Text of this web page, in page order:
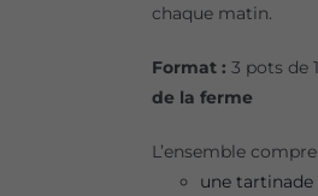
chaque matin.
Format : 3 pots de
de la ferme
L’ensemble
une tartinade